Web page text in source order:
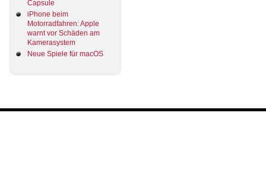
Capsule
iPhone beim
Motorradfahren: Apple
warnt vor Schäden am
Kamerasystem
Neue Spiele für macOS